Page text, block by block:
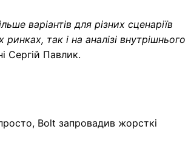
варіантів для різних сценаріїв
так і на аналізі внутрішнього
Сергій Павлик.
Bolt запровадив жорсткі